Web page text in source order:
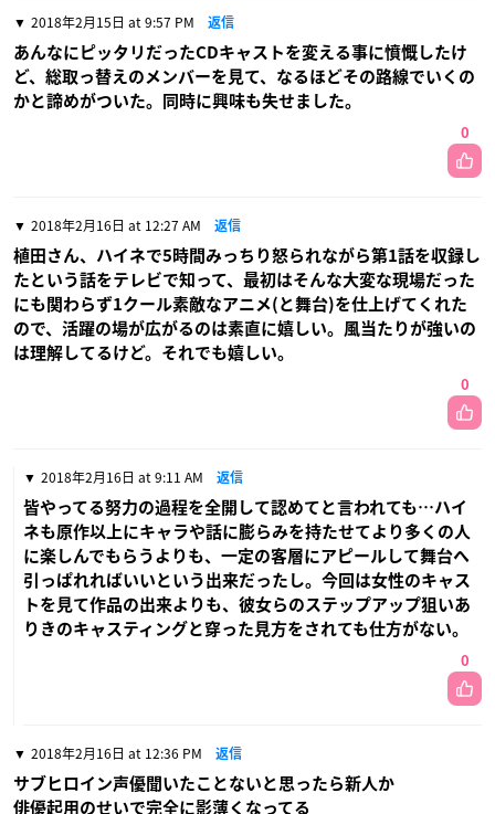
2018年2月15日 at 9:57 PM 返信
あんなにピッタリだったCDキャストを変える事に憤慨したけ
ど、総取っ替えのメンバーを見て、なるほどその路線でいくの
かと諦めがついた。同時に興味も失せました。
0
2018年2月16日 at 12:27 AM 返信
植田さん、ハイネで5時間みっちり怒られながら第1話を収録し
たという話をテレビで知って、最初はそんな大変な現場だった
にも関わらず1クール素敵なアニメ(と舞台)を仕上げてくれた
ので、活躍の場が広がるのは素直に嬉しい。風当たりが強いの
は理解してるけど。それでも嬉しい。
0
2018年2月16日 at 9:11 AM 返信
皆やってる努力の過程を全開して認めてと言われても…ハイ
ネも原作以上にキャラや話に膨らみを持たせてより多くの人
に楽しんでもらうよりも、一定の客層にアピールして舞台へ
引っぱれればいいという出来だったし。今回は女性のキャス
トを見て作品の出来よりも、彼女らのステップアップ狙いあ
りきのキャスティングと穿った見方をされても仕方がない。
0
2018年2月16日 at 12:36 PM 返信
サブヒロイン声優聞いたことないと思ったら新人か
俳優起用のせいで完全に影薄くなってる